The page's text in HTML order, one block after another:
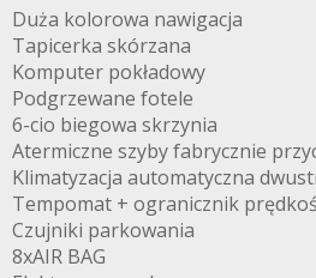
Duża kolorowa nawigacja
Tapicerka skórzana
Komputer pokładowy
Podgrzewane fotele
6-cio biegowa skrzynia
Atermiczne szyby fabrycznie
Klimatyzacja automatyczna
Tempomat + ogranicznik
Czujniki parkowania
8xAIR BAG